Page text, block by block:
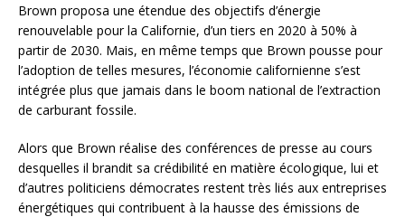
Brown proposa une étendue des objectifs d’énergie
renouvelable pour la Californie, d’un tiers en 2020 à 50% à
partir de 2030. Mais, en même temps que Brown pousse pour
l’adoption de telles mesures, l’économie californienne s’est
intégrée plus que jamais dans le boom national de l’extraction
de carburant fossile.
Alors que Brown réalise des conférences de presse au cours
desquelles il brandit sa crédibilité en matière écologique, lui et
d’autres politiciens démocrates restent très liés aux entreprises
énergétiques qui contribuent à la hausse des émissions de